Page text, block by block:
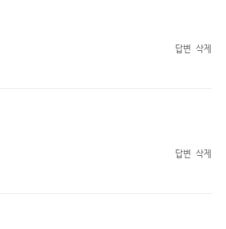
답변 삭제
답변 삭제